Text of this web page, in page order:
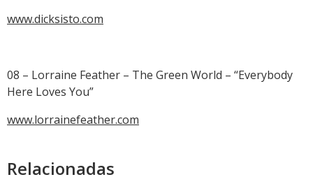
www.dicksisto.com
08 – Lorraine Feather – The Green World – “Everybody
Here Loves You”
www.lorrainefeather.com
Relacionadas